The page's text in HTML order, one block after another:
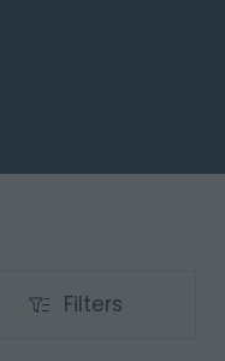
Filters
Filters